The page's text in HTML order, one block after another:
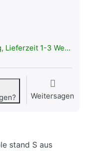
1-3 Werktage.
Weitersagen
stand S aus